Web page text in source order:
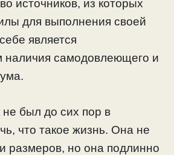
источников, из которых
для выполнения своей
является
наличия самодовлеющего и
был до сих пор в
что такое жизнь. Она не
размеров, но она подлинно